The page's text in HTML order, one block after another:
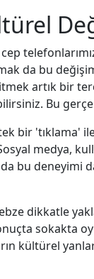
da bu
artık bir
Bu
bir 'tıklama'
medya,
bu deneyimi
dikkatle
kültürel